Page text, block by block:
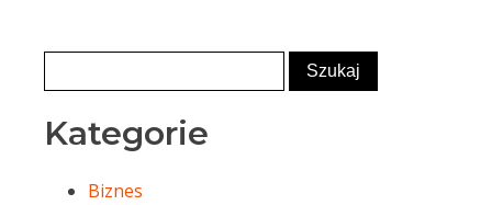
Kategorie
Biznes